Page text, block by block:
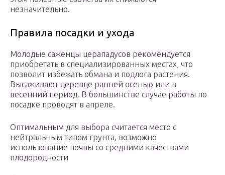
незначительно.
Правила посадки и ухода
Молодые саженцы церападусов рекомендуется
приобретать в специализированных местах, что
позволит избежать обмана и подлога растения.
Высаживают деревце ранней осенью или в
весенний период. В большинстве случае работы по
посадке проводят в апреле.
Оптимальным для выбора считается место с
нейтральным типом грунта, возможно
использование почвы со средними качествами
плодородности